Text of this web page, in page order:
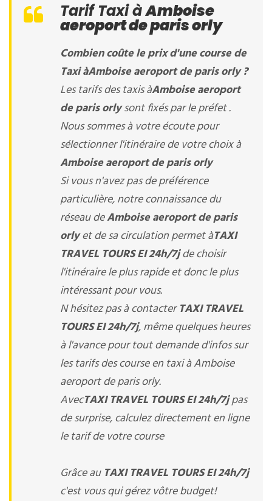
Tarif Taxi àAmboise
aeroport de paris orly
Combien coûte le prix d'une course de
Taxi àAmboise aeroport de paris orly?
Les tarifs des taxis àAmboise aeroport
de paris orlysont fixés par le préfet .
Nous sommes à votre écoute pour
sélectionner l'itinéraire de votre choix à
Amboise aeroport de paris orly
Si vous n'avez pas de préférence
particulière, notre connaissance du
réseau deAmboise aeroport de paris
orlyet de sa circulation permet àTAXI
TRAVEL TOURS EI 24h/7jde choisir
l'itinéraire le plus rapide et donc le plus
intéressant pour vous.
N hésitez pas à contacterTAXI TRAVEL
TOURS EI 24h/7j, même quelques heures
à l'avance pour tout demande d'infos sur
les tarifs des course en taxi à Amboise
aeroport de paris orly.
AvecTAXI TRAVEL TOURS EI 24h/7jpas
de surprise, calculez directement en ligne
le tarif de votre course
Grâce au TAXI TRAVEL TOURS EI 24h/7j
c'est vous qui gérez vôtre budget!